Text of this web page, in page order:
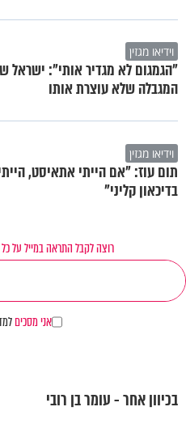
וידיאו מגזין
"הגמגום לא מגדיר אותי": ישראל
המגבלה שלא עוצרת אותו
וידיאו מגזין
תום עוז: "אם הייתי אתאיסט,
בדיכאון קליני"
רוצה לקבל התראה במייל על
אני מסכים
בכיוון אחר - עומר בן רובי